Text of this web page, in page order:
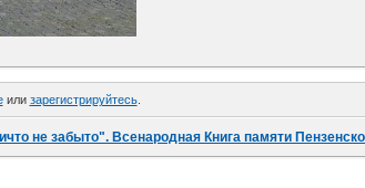
или зарегистрируйтесь.
не забыто". Всенародная Книга памяти